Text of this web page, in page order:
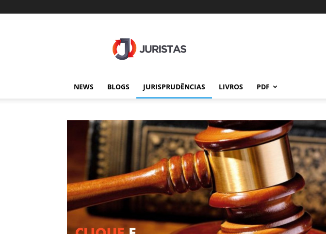
NEWS BLOGS JURISPRUDÊNCIAS LIVROS PDF